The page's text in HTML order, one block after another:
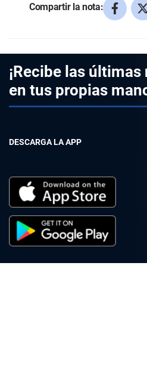
Compartir la nota:
¡Recibe las
en tus propias
DESCARGA LA APP